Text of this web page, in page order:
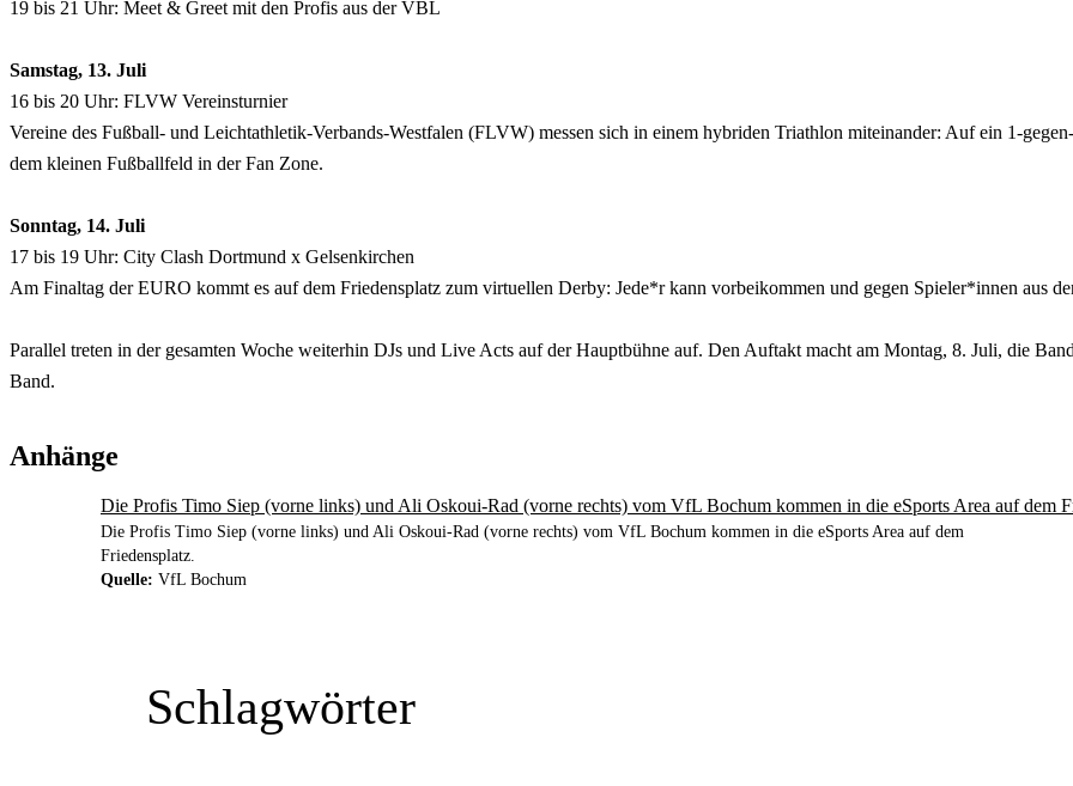
19 bis 21 Uhr: Meet & Greet mit den Profis aus der VBL
Samstag, 13. Juli
16 bis 20 Uhr: FLVW Vereinsturnier
Vereine des Fußball- und Leichtathletik-Verbands-Westfalen (FLVW) messen sich in einem hybriden Triathlon miteinander: Auf ein 1-
dem kleinen Fußballfeld in der Fan Zone.
Sonntag, 14. Juli
17 bis 19 Uhr: City Clash Dortmund x Gelsenkirchen
Am Finaltag der EURO kommt es auf dem Friedensplatz zum virtuellen Derby: Jede*r kann vorbeikommen und gegen Spieler*innen aus
Parallel treten in der gesamten Woche weiterhin DJs und Live Acts auf der Hauptbühne auf. Den Auftakt macht am Montag, 8. Juli, die
Band.
Anhänge
Die Profis Timo Siep (vorne links) und Ali Oskoui-Rad (vorne rechts) vom VfL Bochum kommen in die eSports Area auf dem
Die Profis Timo Siep (vorne links) und Ali Oskoui-Rad (vorne rechts) vom VfL Bochum kommen in die eSports Area auf dem
Friedensplatz.
Quelle: VfL Bochum
Schlagwörter